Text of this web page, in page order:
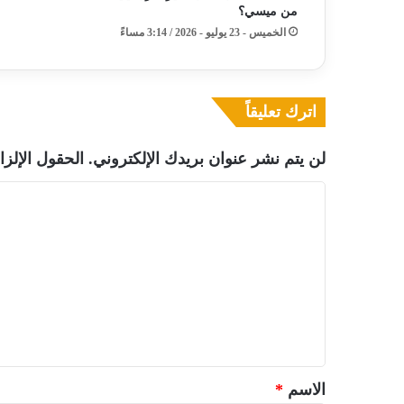
من ميسي؟
الخميس - 23 يوليو - 2026 / 3:14 مساءً
اترك تعليقاً
لن يتم نشر عنوان بريدك الإلكتروني. الحقول
*الاسم *